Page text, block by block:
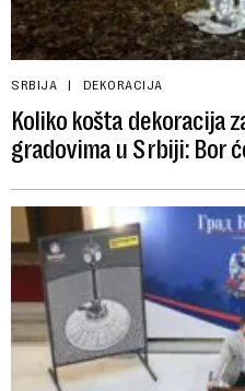
SRBIJA DEKORACIJA
Koliko košta dekoracija
gradovima u Srbiji: Bor